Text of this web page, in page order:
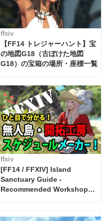
ffxiv
【FF14 トレジャーハント】宝
の地図G18（古ぼけた地図
G18）の宝箱の場所・座標一覧
ffxiv
[FF14 / FFXIV] Island
Sanctuary Guide -
Recommended Workshop